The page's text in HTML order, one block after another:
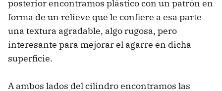
posterior encontramos plástico con un patrón en
forma de un relieve que le confiere a esa parte
una textura agradable, algo rugosa, pero
interesante para mejorar el agarre en dicha
superficie.
A ambos lados del cilindro encontramos las